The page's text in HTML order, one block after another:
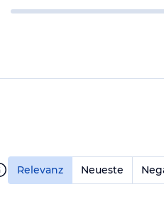
Relevanz Neueste